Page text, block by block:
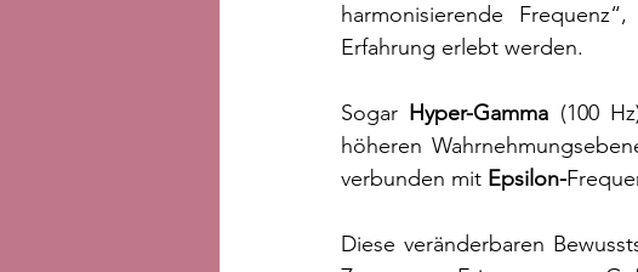
harmonisierende
Erfahrung erlebt werden.
Sogar Hyper-Gamma (100
höheren
verbunden mit Epsilon-
Diese veränderbaren